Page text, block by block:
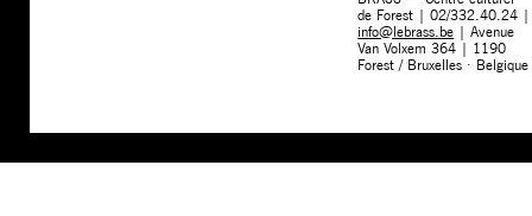
de Forest | 02/332.40.24 |
info@lebrass.be | Avenue
Van Volxem 364 | 1190
Forest / Bruxelles · Belgique